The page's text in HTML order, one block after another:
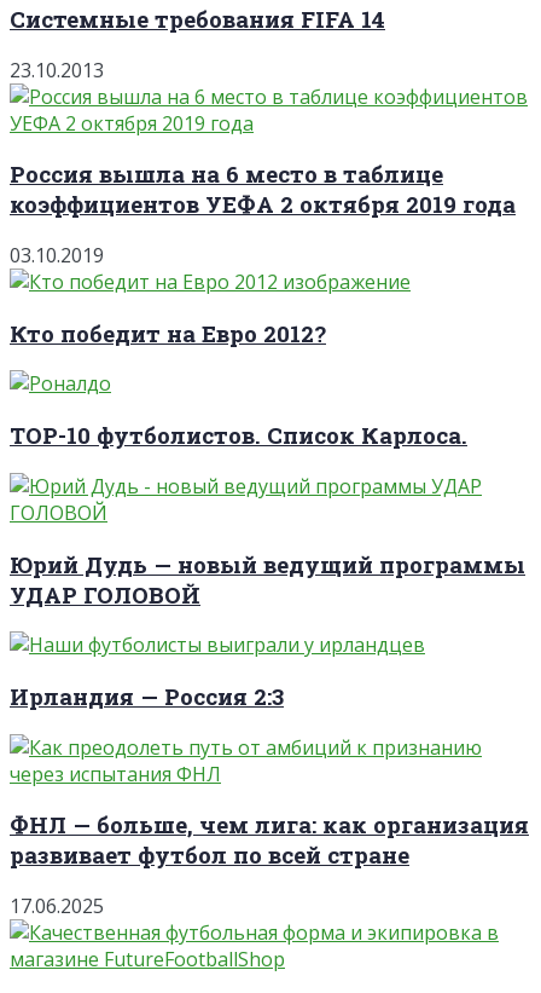
Системные требования FIFA 14
23.10.2013
Россия вышла на 6 место в таблице
коэффициентов УЕФА 2 октября 2019 года
03.10.2019
Кто победит на Евро 2012?
TOP-10 футболистов. Список Карлоса.
Юрий Дудь — новый ведущий программы
УДАР ГОЛОВОЙ
Ирландия — Россия 2:3
ФНЛ — больше, чем лига: как организация
развивает футбол по всей стране
17.06.2025